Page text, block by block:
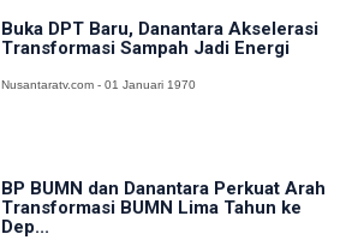
Buka DPT Baru, Danantara Akselerasi
Transformasi Sampah Jadi Energi
Nusantaratv.com - 01 Januari 1970
BP BUMN dan Danantara Perkuat Arah
Transformasi BUMN Lima Tahun ke
Dep...